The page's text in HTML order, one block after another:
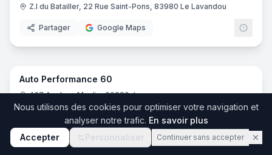
Z.I du Batailler, 22 Rue Saint-Pons, 83980 Le Lavandou
Partager Google Maps
11
Auto Performance 60
467 Av. Jean Moulin, 60880 Jaux
Google Maps
Nous utilisons des cookies pour optimiser votre navigation et
analyser notre trafic. En savoir plus
Accepter
Personnaliser Continuer sans accepter